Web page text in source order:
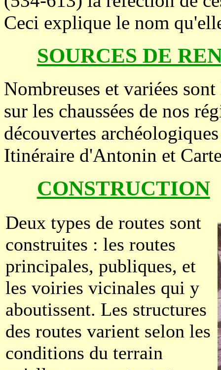
Ceci explique le nom
SOURCES DE
Nombreuses et variées
sur les chaussées de nos
découvertes
Itinéraire d'Antonin et
CONSTRUCTION
Deux types de routes sont
construites : les routes
principales, publiques, et
les voiries vicinales qui y
aboutissent. Les structures
des routes varient selon les
conditions du terrain